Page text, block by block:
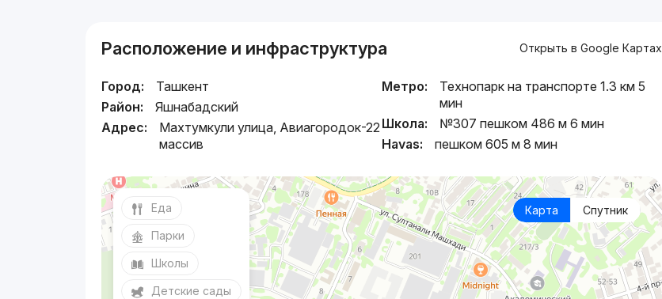
Расположение и инфраструктура Открыть в Google Картах
Город:
Ташкент
Район:
Яшнабадский
Адрес:
Махтумкули улица, Авиагородок-22
массив
Метро:
Технопарк на транспорте 1.3 км 5
мин
Школа:
№307 пешком 486 м 6 мин
Havas:
пешком 605 м 8 мин
Карта Спутник
Еда
Парки
Школы
Детские сады